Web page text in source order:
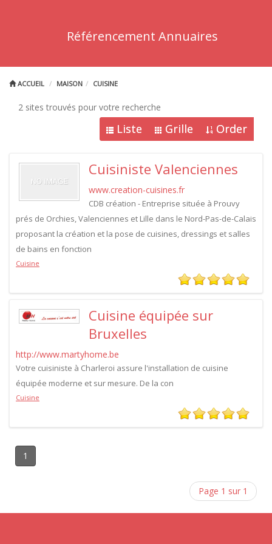
Référencement Annuaires
ACCUEIL MAISON CUISINE
2 sites trouvés pour votre recherche
Liste Grille Order
Cuisiniste Valenciennes
www.creation-cuisines.fr
CDB création - Entreprise située à Prouvy
prés de Orchies, Valenciennes et Lille dans le Nord-Pas-de-Calais
proposant la création et la pose de cuisines, dressings et salles
de bains en fonction
Cuisine
Cuisine équipée sur
Bruxelles
http://www.martyhome.be
Votre cuisiniste à Charleroi assure l'installation de cuisine
équipée moderne et sur mesure. De la con
Cuisine
1
Page 1 sur 1